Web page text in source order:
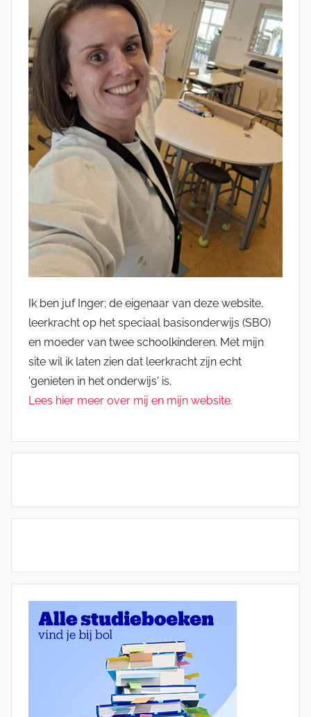
Ik ben juf Inger; de eigenaar van deze website,
leerkracht op het speciaal basisonderwijs (SBO)
en moeder van twee schoolkinderen. Met mijn
site wil ik laten zien dat leerkracht zijn echt
'genieten in het onderwijs' is.
Lees hier meer over mij en mijn website.